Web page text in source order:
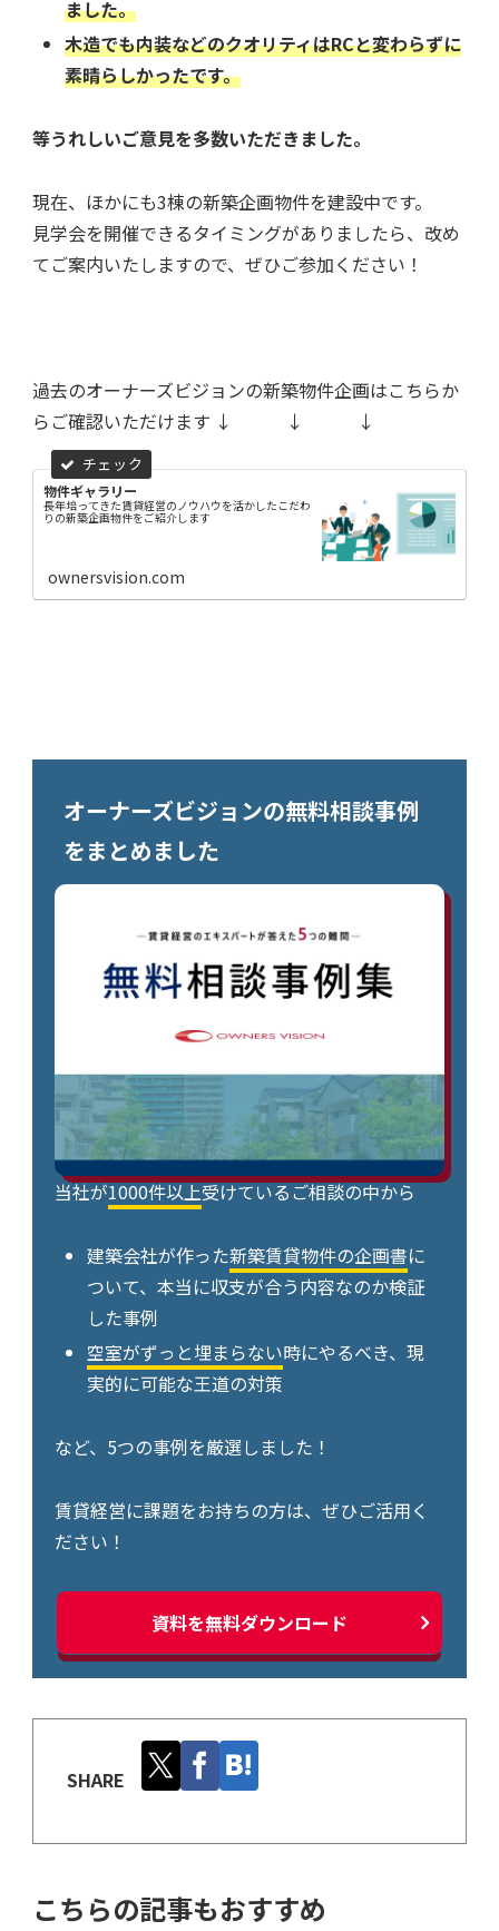
ました。
木造でも内装などのクオリティはRCと変わらずに
素晴らしかったです。
等うれしいご意見を多数いただきました。
現在、ほかにも3棟の新築企画物件を建設中です。
見学会を開催できるタイミングがありましたら、改め
てご案内いたしますので、ぜひご参加ください！
過去のオーナーズビジョンの新築物件企画はこちらか
らご確認いただけます ↓ ↓ ↓
物件ギャラリー
長年培ってきた賃貸経営のノウハウを活かしたこだわ
りの新築企画物件をご紹介します
ownersvision.com
オーナーズビジョンの無料相談事例
をまとめました
当社が1000件以上受けているご相談の中から
建築会社が作った新築賃貸物件の企画書に
ついて、本当に収支が合う内容なのか検証
した事例
空室がずっと埋まらない時にやるべき、現
実的に可能な王道の対策
など、5つの事例を厳選しました！
賃貸経営に課題をお持ちの方は、ぜひご活用く
ださい！
資料を無料ダウンロード
SHARE
こちらの記事もおすすめ